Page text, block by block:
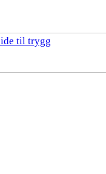
til trygg